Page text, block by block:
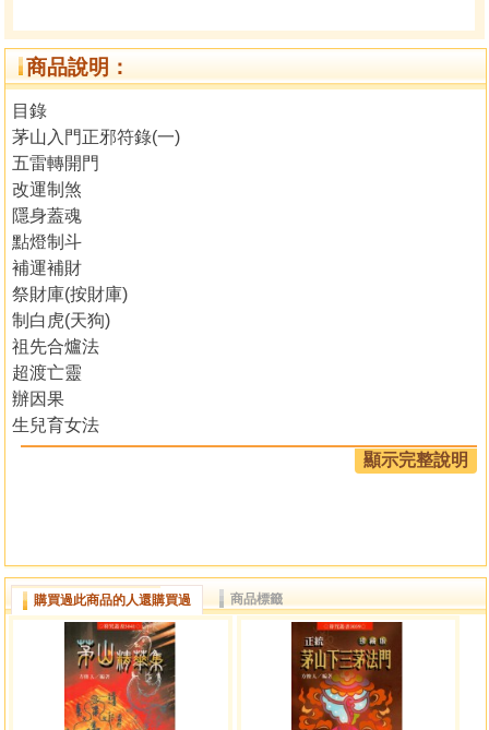
商品說明：
目錄
茅山入門正邪符錄(一)
五雷轉開門
改運制煞
隱身蓋魂
點燈制斗
補運補財
祭財庫(按財庫)
制白虎(天狗)
祖先合爐法
超渡亡靈
辦因果
生兒育女法
吊人回
和合
豬哥神和合咒
掌中和合
特急吊人回
顯示完整說明
購買過此商品的人還購買過 商品標籤